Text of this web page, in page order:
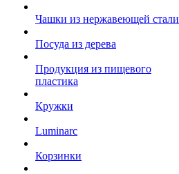
Чашки из нержавеющей стали
Посуда из дерева
Продукция из пищевого
пластика
Кружки
Luminarc
Корзинки